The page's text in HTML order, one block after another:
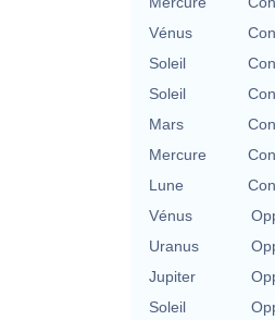
Vénus
Soleil
Soleil
Mars
Mercure
Lune
Vénus
Uranus
Jupiter
Soleil